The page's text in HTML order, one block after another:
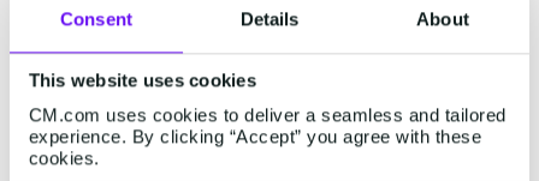
Consent Details About
This website uses cookies
CM.com uses cookies to deliver a seamless and tailored
experience. By clicking “Accept” you agree with these
cookies.
Daarnaast draagt CM.com zo ook bij aan het
voorkomen van mensenmassa’s tijdens
evenementen om gezondheidsrisico’s tegen te
gaan.
“Digitale innovatie in de evenementenwereld is